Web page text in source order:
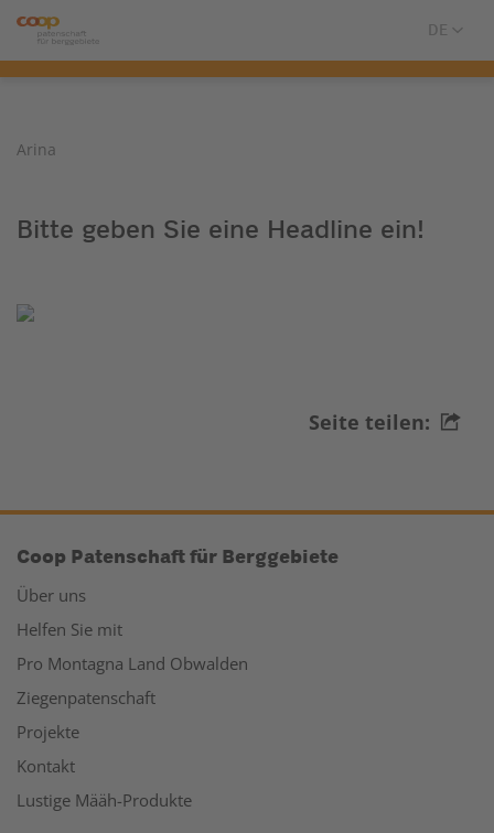
Arina
Bitte geben Sie eine Headline ein!
Seite teilen:
Coop Patenschaft für Berggebiete
Über uns
Helfen Sie mit
Pro Montagna Land Obwalden
Ziegenpatenschaft
Projekte
Kontakt
Lustige Määh-Produkte